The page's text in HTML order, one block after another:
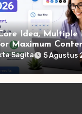
Idea, Multiple
Maximum
Sagita 5 Agustus